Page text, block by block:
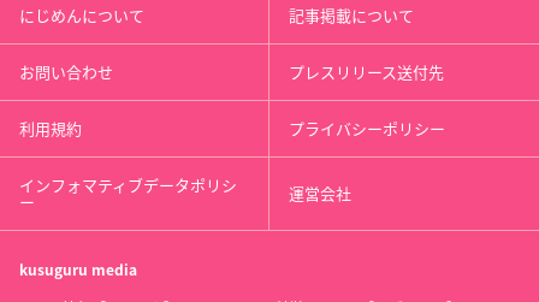
にじめんについて 記事掲載について
お問い合わせ プレスリリース送付先
利用規約 プライバシーポリシー
インフォマティブデータポリシ
ー 運営会社
kusuguru media